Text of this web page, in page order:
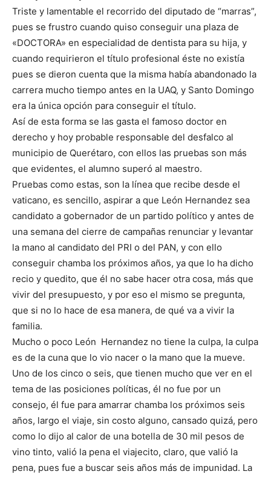
Triste y lamentable el recorrido del diputado de “marras”,
pues se frustro cuando quiso conseguir una plaza de
«DOCTORA» en especialidad de dentista para su hija, y
cuando requirieron el título profesional éste no existía
pues se dieron cuenta que la misma había abandonado la
carrera mucho tiempo antes en la UAQ, y Santo Domingo
era la única opción para conseguir el título.
Así de esta forma se las gasta el famoso doctor en
derecho y hoy probable responsable del desfalco al
municipio de Querétaro, con ellos las pruebas son más
que evidentes, el alumno superó al maestro.
Pruebas como estas, son la línea que recibe desde el
vaticano, es sencillo, aspirar a que León Hernandez sea
candidato a gobernador de un partido político y antes de
una semana del cierre de campañas renunciar y levantar
la mano al candidato del PRI o del PAN, y con ello
conseguir chamba los próximos años, ya que lo ha dicho
recio y quedito, que él no sabe hacer otra cosa, más que
vivir del presupuesto, y por eso el mismo se pregunta,
que si no lo hace de esa manera, de qué va a vivir la
familia.
Mucho o poco León Hernandez no tiene la culpa, la culpa
es de la cuna que lo vio nacer o la mano que la mueve.
Uno de los cinco o seis, que tienen mucho que ver en el
tema de las posiciones políticas, él no fue por un
consejo, él fue para amarrar chamba los próximos seis
años, largo el viaje, sin costo alguno, cansado quizá, pero
como lo dijo al calor de una botella de 30 mil pesos de
vino tinto, valió la pena el viajecito, claro, que valió la
pena, pues fue a buscar seis años más de impunidad. La